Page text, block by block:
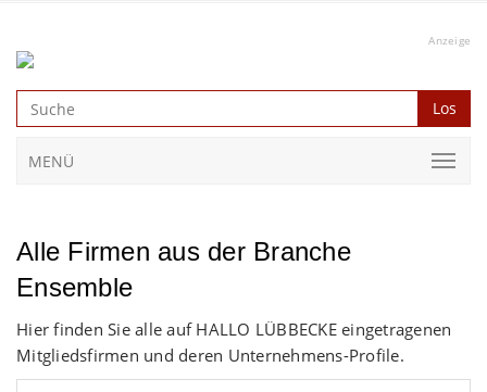
Anzeige
Los
MENÜ
Alle Firmen aus der Branche
Ensemble
Hier finden Sie alle auf HALLO LÜBBECKE eingetragenen
Mitgliedsfirmen und deren Unternehmens-Profile.